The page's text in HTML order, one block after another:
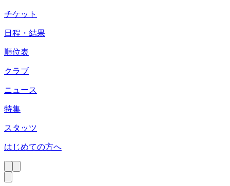
チケット
日程・結果
順位表
クラブ
ニュース
特集
スタッツ
はじめての方へ